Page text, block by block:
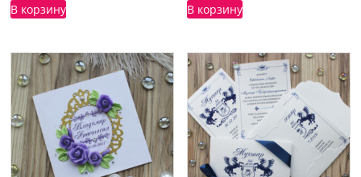
В корзину В корзину